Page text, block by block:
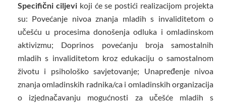
Specifični ciljevi koji će se postići realizacijom projekta
su: Povećanje nivoa znanja mladih s invaliditetom o
učešću u procesima donošenja odluka i omladinskom
aktivizmu; Doprinos povećanju broja samostalnih
mladih s invaliditetom kroz edukaciju o samostalnom
životu i psihološko savjetovanje; Unapređenje nivoa
znanja omladinskih radnika/ca i omladinskih organizacija
o izjednačavanju mogućnosti za učešće mladih s